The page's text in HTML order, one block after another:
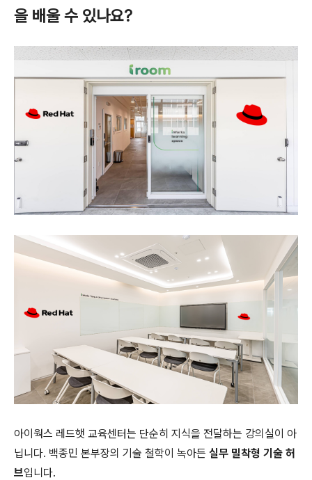
을 배울 수 있나요?
아이웍스 레드햇 교육센터는 단순히 지식을 전달하는 강의실이 아
닙니다. 백종민 본부장의 기술 철학이 녹아든 실무 밀착형 기술 허
브입니다.